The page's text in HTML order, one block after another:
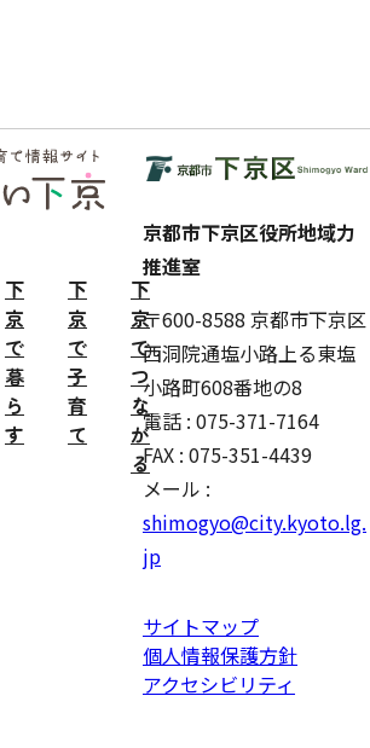
下
京
で
暮
ら
す
下
京
で
子
育
て
下
京
で
つ
な
が
る
京都市下京区役所地域力
推進室
〒600-8588 京都市下京区
西洞院通塩小路上る東塩
小路町608番地の8
電話 : 075-371-7164
FAX : 075-351-4439
メール :
shimogyo@city.kyoto.lg.
jp
サイトマップ
個人情報保護方針
アクセシビリティ